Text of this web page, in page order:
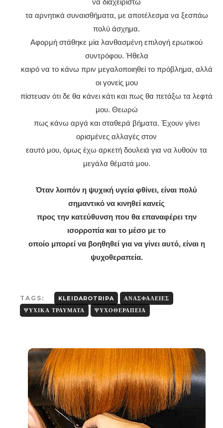
να διαχειριστώ
τα αρνητικά συναισθήματα, με αποτέλεσμα να ξεσπάω
πολύ άσχημα.
Αφορμή στάθηκε μία λανθασμένη επιλογή ερωτικού
συντρόφου. Ήθελα
καιρό να το κάνω πριν μεγαλοποιηθεί το πρόβλημα, αλλά
οι γονείς μου
πίστευαν ότι δε θα κάνει κάτι και πως θα πετάξω τα λεφτά
μου. Θεωρώ
πως κάνω αργά και σταθερά βήματα. Έχουν γίνει
ορισμένες αλλαγές στον
εαυτό μου, όμως έχω αρκετή δουλειά για να λυθούν τα
μεγάλα θέματά μου.
Όταν λοιπόν η ψυχική υγεία φθίνει, είναι πολύ
σημαντικό να κινηθεί κανείς
προς την κατεύθυνση που θα επαναφέρει την
ισορροπία και το μέσο με το
οποίο μπορεί να βοηθηθεί για να γίνει αυτό, είναι η
ψυχοθεραπεία.
TAGS: KLEIDAROTRIPA
ΑΝΑΣΦΆΛΕΙΕΣ
ΨΥΧΙΚΆ ΤΡΑΎΜΑΤΑ
ΨΥΧΟΘΕΡΑΠΕΊΑ